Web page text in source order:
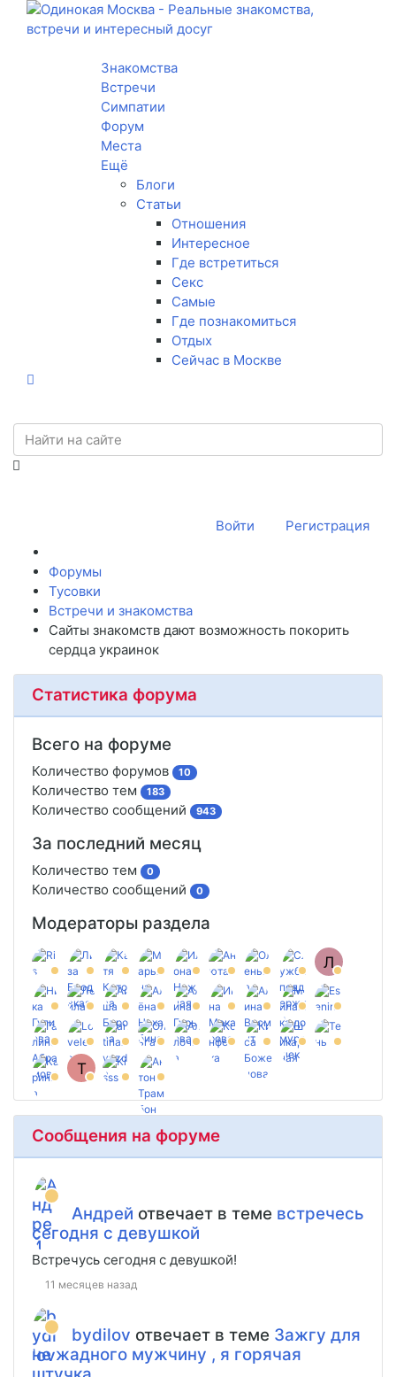
Toggle navigation
Знакомства
Встречи
Симпатии
Форум
Места
Ещё
Блоги
Статьи
Отношения
Интересное
Где встретиться
Секс
Самые
Где познакомиться
Отдых
Сейчас в Москве
Войти Регистрация
Форумы
Тусовки
Встречи и знакомства
Сайты знакомств дают возможность покорить
сердца украинок
Статистика форума
Всего на форуме
Количество форумов 10
Количество тем 183
Количество сообщений 943
За последний месяц
Количество тем 0
Количество сообщений 0
Модераторы раздела
Л
T
Сообщения на форуме
Андрей отвечает в теме встречесь
сегодня с девушкой
Встречусь сегодня с девушкой!
11 месяцев назад
bydilov отвечает в теме Зажгу для
не жадного мужчину , я горячая